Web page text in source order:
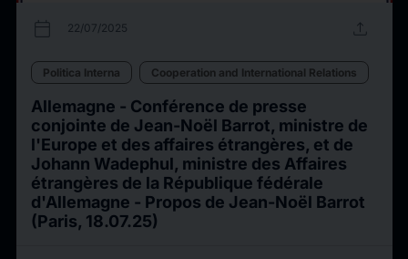
calendar_today 22/07/2025 upload
Politica Interna Cooperation and International Relations
Allemagne - Conférence de presse
conjointe de Jean-Noël Barrot, ministre de
l'Europe et des affaires étrangères, et de
Johann Wadephul, ministre des Affaires
étrangères de la République fédérale
d'Allemagne - Propos de Jean-Noël Barrot
(Paris, 18.07.25)